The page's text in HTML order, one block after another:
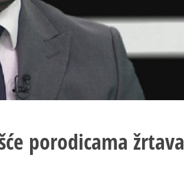
porodicama žrtava